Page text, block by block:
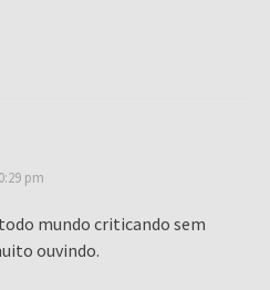
pm
mundo criticando sem
ouvindo.